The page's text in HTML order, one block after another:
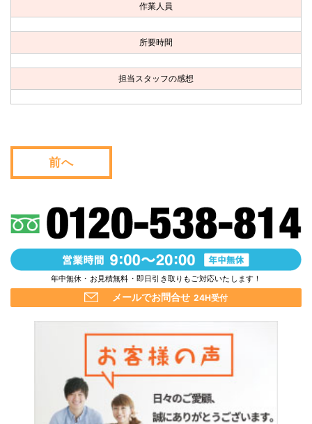
お客様の声
お問い合わせ
会社概要
作業人員
所要時間
担当スタッフの感想
前へ
年中無休・お見積無料・即日引き取りもご対応いたします！
メールでお問合せ 24H受付